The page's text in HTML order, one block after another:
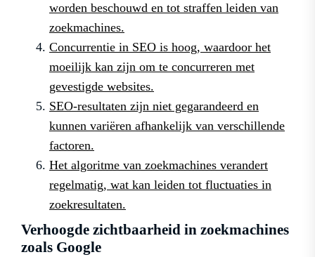
worden beschouwd en tot straffen leiden van
zoekmachines.
Concurrentie in SEO is hoog, waardoor het
moeilijk kan zijn om te concurreren met
gevestigde websites.
SEO-resultaten zijn niet gegarandeerd en
kunnen variëren afhankelijk van verschillende
factoren.
Het algoritme van zoekmachines verandert
regelmatig, wat kan leiden tot fluctuaties in
zoekresultaten.
Verhoogde zichtbaarheid in zoekmachines
zoals Google